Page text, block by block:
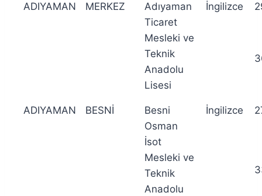
ADIYAMAN MERKEZ
Adıyaman
Ticaret
Mesleki ve
Teknik
Anadolu
Lisesi
İngilizce
ADIYAMAN BESNİ
Besni
Osman
İsot
Mesleki ve
Teknik
Anadolu
İngilizce